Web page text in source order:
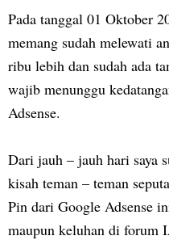
Pada tanggal 01 Oktober
memang sudah melewati
ribu lebih dan sudah ada
wajib menunggu
Adsense.
Dari jauh – jauh hari saya
kisah teman – teman
Pin dari Google Adsense
maupun keluhan di forum